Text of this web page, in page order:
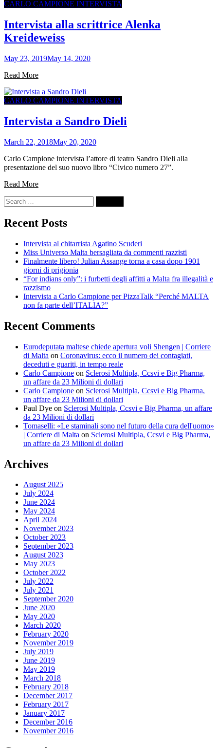
CARLO CAMPIONE INTERVISTA
Intervista alla scrittrice Alenka
Kreideweiss
May 23, 2019May 14, 2020
Read More
CARLO CAMPIONE INTERVISTA
Intervista a Sandro Dieli
March 22, 2018May 20, 2020
Carlo Campione intervista l’attore di teatro Sandro Dieli alla
presentazione del suo nuovo libro “Civico numero 27”.
Read More
Search
for:
Recent Posts
Intervista al chitarrista Agatino Scuderi
Miss Universo Malta bersagliata da commenti razzisti
Finalmente libero! Julian Assange torna a casa dopo 1901
giorni di prigionia
“For indians only”: i furbetti degli affitti a Malta fra illegalità e
razzismo
Intervista a Carlo Campione per PizzaTalk “Perché MALTA
non fa parte dell’ITALIA?”
Recent Comments
Eurodeputata maltese chiede apertura voli Shengen | Corriere
di Malta on Coronavirus: ecco il numero dei contagiati,
deceduti e guariti, in tempo reale
Carlo Campione on Sclerosi Multipla, Ccsvi e Big Pharma,
un affare da 23 Milioni di dollari
Carlo Campione on Sclerosi Multipla, Ccsvi e Big Pharma,
un affare da 23 Milioni di dollari
Paul Dye on Sclerosi Multipla, Ccsvi e Big Pharma, un affare
da 23 Milioni di dollari
Tomaselli: «Le staminali sono nel futuro della cura dell'uomo»
| Corriere di Malta on Sclerosi Multipla, Ccsvi e Big Pharma,
un affare da 23 Milioni di dollari
Archives
August 2025
July 2024
June 2024
May 2024
April 2024
November 2023
October 2023
September 2023
August 2023
May 2023
October 2022
July 2022
July 2021
September 2020
June 2020
May 2020
March 2020
February 2020
November 2019
July 2019
June 2019
May 2019
March 2018
February 2018
December 2017
February 2017
January 2017
December 2016
November 2016